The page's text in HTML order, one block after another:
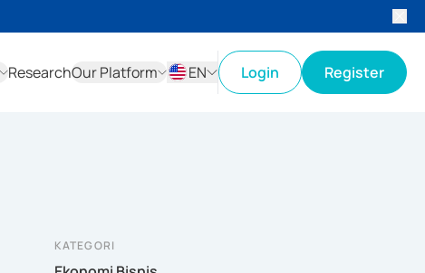
ResearchOur Platform
EN
Login Register
KATEGORI